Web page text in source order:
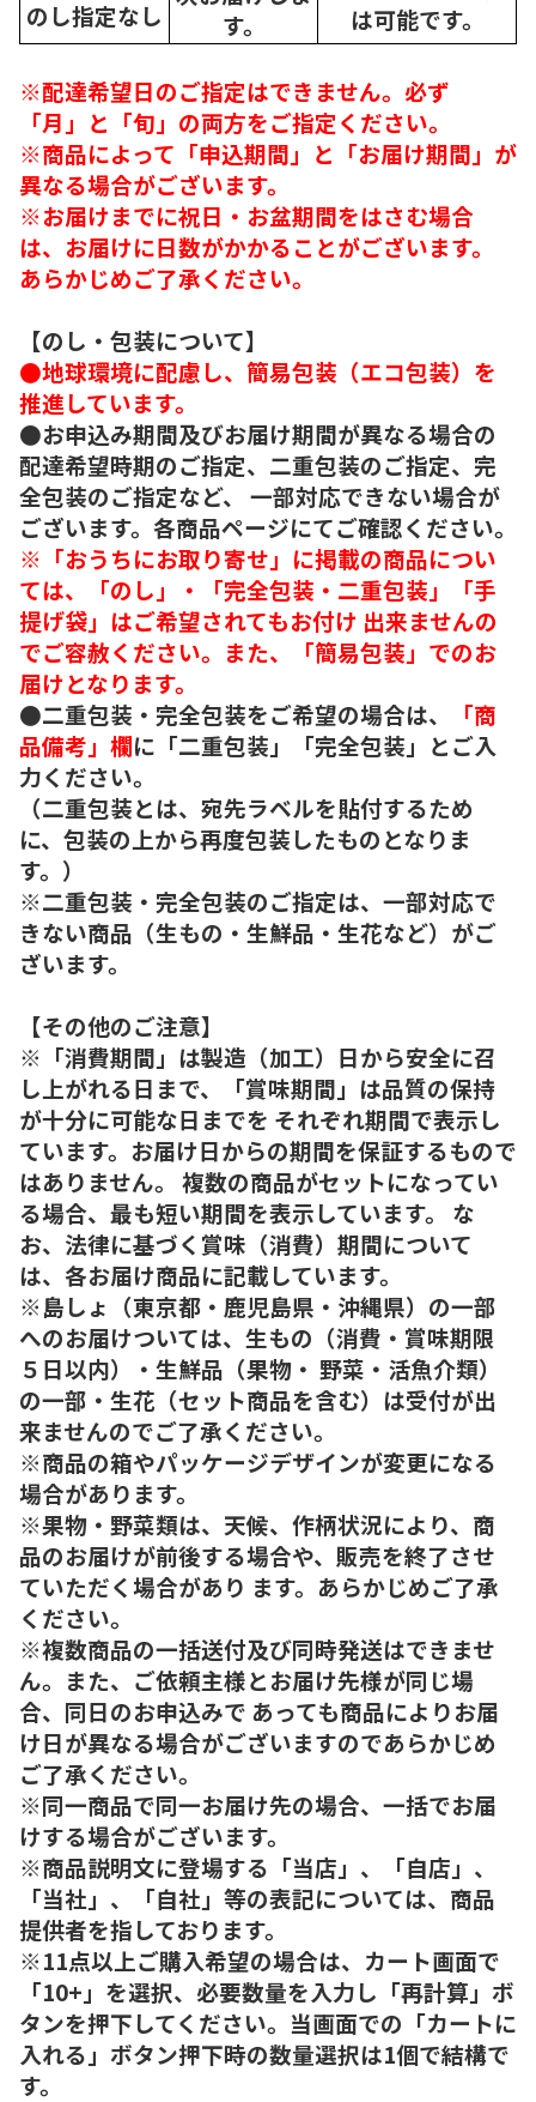
は可能です。
す。
のし指定なし
※配達希望日のご指定はできません。必ず
「月」と「旬」の両方をご指定ください。
※商品によって「申込期間」と「お届け期間」が
異なる場合がございます。
※お届けまでに祝日・お盆期間をはさむ場合
は、お届けに日数がかかることがございます。
あらかじめご了承ください。
【のし・包装について】
●地球環境に配慮し、簡易包装（エコ包装）を
推進しています。
●お申込み期間及びお届け期間が異なる場合の
配達希望時期のご指定、二重包装のご指定、完
全包装のご指定など、 一部対応できない場合が
ございます。各商品ページにてご確認ください。
※「おうちにお取り寄せ」に掲載の商品につい
ては、「のし」・「完全包装・二重包装」「手
提げ袋」はご希望されてもお付け 出来ませんの
でご容赦ください。また、「簡易包装」でのお
届けとなります。
●二重包装・完全包装をご希望の場合は、
「商
品備考」欄に「二重包装」「完全包装」とご入
力ください。
（二重包装とは、宛先ラベルを貼付するため
に、包装の上から再度包装したものとなりま
す。）
※二重包装・完全包装のご指定は、一部対応で
きない商品（生もの・生鮮品・生花など）がご
ざいます。
【その他のご注意】
※「消費期間」は製造（加工）日から安全に召
し上がれる日まで、「賞味期間」は品質の保持
が十分に可能な日までを それぞれ期間で表示し
ています。お届け日からの期間を保証するもので
はありません。 複数の商品がセットになってい
る場合、最も短い期間を表示しています。 な
お、法律に基づく賞味（消費）期間について
は、各お届け商品に記載しています。
※島しょ（東京都・鹿児島県・沖縄県）の一部
へのお届けついては、生もの（消費・賞味期限
５日以内）・生鮮品（果物・ 野菜・活魚介類）
の一部・生花（セット商品を含む）は受付が出
来ませんのでご了承ください。
※商品の箱やパッケージデザインが変更になる
場合があります。
※果物・野菜類は、天候、作柄状況により、商
品のお届けが前後する場合や、販売を終了させ
ていただく場合があり ます。あらかじめご了承
ください。
※複数商品の一括送付及び同時発送はできませ
ん。また、ご依頼主様とお届け先様が同じ場
合、同日のお申込みで あっても商品によりお届
け日が異なる場合がございますのであらかじめ
ご了承ください。
※同一商品で同一お届け先の場合、一括でお届
けする場合がございます。
※商品説明文に登場する「当店」、「自店」、
「当社」、「自社」等の表記については、商品
提供者を指しております。
※11点以上ご購入希望の場合は、カート画面で
「10+」を選択、必要数量を入力し「再計算」ボ
タンを押下してください。当画面での「カートに
入れる」ボタン押下時の数量選択は1個で結構で
す。